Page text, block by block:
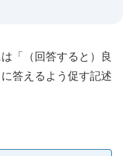
「（回答すると）良
答えるよう促す記述